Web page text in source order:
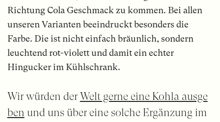
Richtung Cola Geschmack zu kommen. Bei allen
unseren Varianten beeindruckt besonders die
Farbe. Die ist nicht einfach bräunlich, sondern
leuchtend rot-violett und damit ein echter
Hingucker im Kühlschrank.
Wir würden der Welt gerne eine Kohla ausge
ben und uns über eine solche Ergänzung im